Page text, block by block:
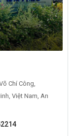
Chí Công,
Việt Nam, An